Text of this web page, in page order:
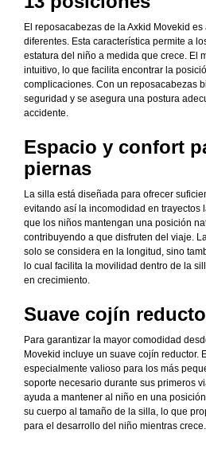
El reposacabezas de la Axkid Movekid
diferentes. Esta característica permite a
estatura del niño a medida que crece. El
intuitivo, lo que facilita encontrar la
complicaciones. Con un reposacabezas
seguridad y se asegura una postura
accidente.
Espacio y confort
piernas
La silla está diseñada para ofrecer
evitando así la incomodidad en trayectos
que los niños mantengan una posición
contribuyendo a que disfruten del viaje.
solo se considera en la longitud, sino
lo cual facilita la movilidad dentro de la
en crecimiento.
Suave cojín
Para garantizar la mayor comodidad
Movekid incluye un suave cojín reductor.
especialmente valioso para los más
soporte necesario durante sus primeros
ayuda a mantener al niño en una
su cuerpo al tamaño de la silla, lo que
para el desarrollo del niño mientras crece.